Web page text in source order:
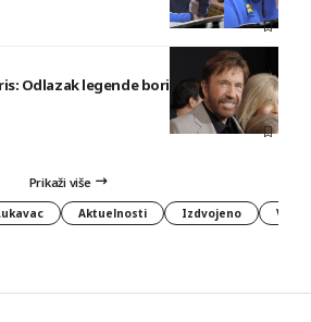
Odlazak legende borilačkih vještina i
Prikaži više
Aktuelnosti Izdvojeno